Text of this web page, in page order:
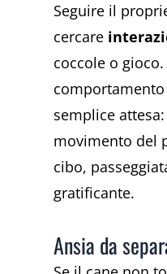
Seguire il
cercare
coccole o
semplice
movimento del
cibo,
gratificante.
Ansia da